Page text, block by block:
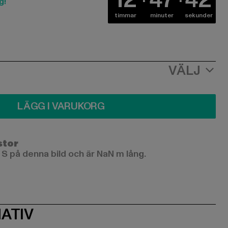
timmar minuter sekunder
VÄLJ
LÄGG I VARUKORG
på denna bild och är NaN m lång.